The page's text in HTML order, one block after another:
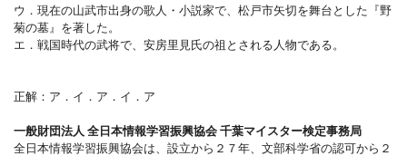
ウ．現在の山武市出身の歌人・小説家で、松戸市矢切を舞台とした『野
菊の墓』を著した。
エ．戦国時代の武将で、安房里見氏の祖とされる人物である。
正解：ア．イ．ア．イ．ア
一般財団法人 全日本情報学習振興協会 千葉マイスター検定事務局
全日本情報学習振興協会は、設立から２７年、文部科学省の認可から２